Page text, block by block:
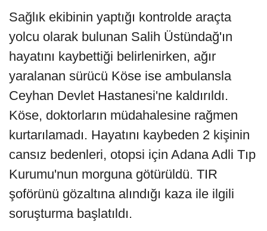
Sağlık ekibinin yaptığı kontrolde araçta
yolcu olarak bulunan Salih Üstündağ'ın
hayatını kaybettiği belirlenirken, ağır
yaralanan sürücü Köse ise ambulansla
Ceyhan Devlet Hastanesi'ne kaldırıldı.
Köse, doktorların müdahalesine rağmen
kurtarılamadı. Hayatını kaybeden 2 kişinin
cansız bedenleri, otopsi için Adana Adli Tıp
Kurumu'nun morguna götürüldü. TIR
şoförünü gözaltına alındığı kaza ile ilgili
soruşturma başlatıldı.